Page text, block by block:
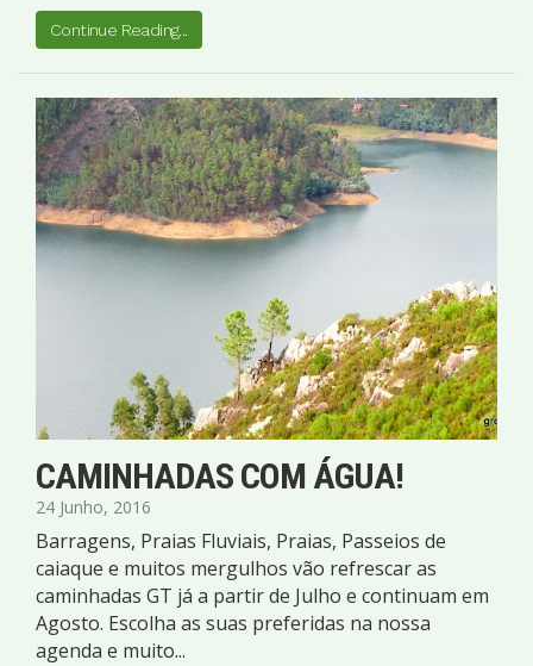
Continue Reading...
CAMINHADAS COM ÁGUA!
24 Junho, 2016
Barragens, Praias Fluviais, Praias, Passeios de
caiaque e muitos mergulhos vão refrescar as
caminhadas GT já a partir de Julho e continuam em
Agosto. Escolha as suas preferidas na nossa
agenda e muito...